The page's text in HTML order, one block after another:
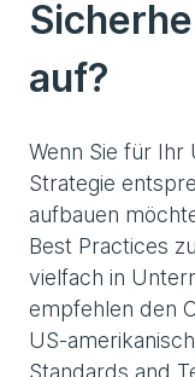
auf?
Wenn Sie für Ihr
Strategie
aufbauen
Best Practices
vielfach in
empfehlen den
US-